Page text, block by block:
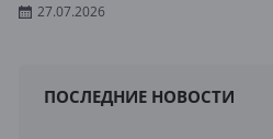
27.07.2026
ПОСЛЕДНИЕ НОВОСТИ